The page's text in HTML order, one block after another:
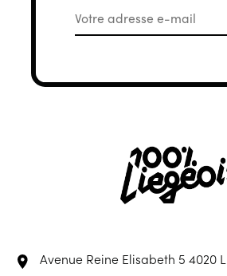
Avenue Reine Elisabeth 54020